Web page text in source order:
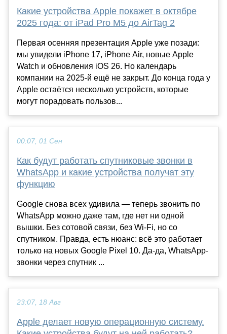
Какие устройства Apple покажет в октябре
2025 года: от iPad Pro M5 до AirTag 2
Первая осенняя презентация Apple уже позади:
мы увидели iPhone 17, iPhone Air, новые Apple
Watch и обновления iOS 26. Но календарь
компании на 2025-й ещё не закрыт. До конца года у
Apple остаётся несколько устройств, которые
могут порадовать пользов...
00:07, 01 Сен
Как будут работать спутниковые звонки в
WhatsApp и какие устройства получат эту
функцию
Google снова всех удивила — теперь звонить по
WhatsApp можно даже там, где нет ни одной
вышки. Без сотовой связи, без Wi-Fi, но со
спутником. Правда, есть нюанс: всё это работает
только на новых Google Pixel 10. Да-да, WhatsApp-
звонки через спутник ...
23:07, 18 Авг
Apple делает новую операционную систему.